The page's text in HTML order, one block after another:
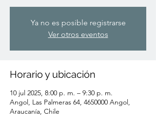
Ya no es posible registrarse
Ver otros eventos
Horario y ubicación
10 jul 2025, 8:00 p. m. – 9:30 p. m.
Angol, Las Palmeras 64, 4650000 Angol,
Araucanía, Chile